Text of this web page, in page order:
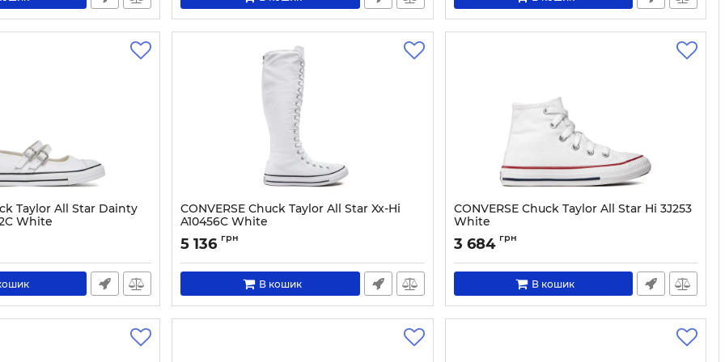
Taylor All Star Dainty
White
37
CONVERSE Chuck Taylor All Star Xx-Hi
A10456C White
Артикул: 0000304042614-36
5 136 грн
В кошик
CONVERSE Chuck Taylor All Star Hi 3J253
White
Артикул: 0000191833500-27
3 684 грн
В кошик